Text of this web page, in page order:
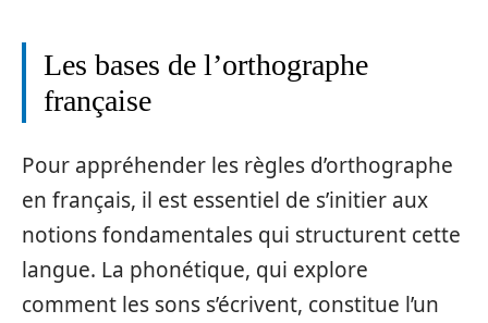
Les bases de l’orthographe
française
Pour appréhender les règles d’orthographe
en français, il est essentiel de s’initier aux
notions fondamentales qui structurent cette
langue. La phonétique, qui explore
comment les sons s’écrivent, constitue l’un